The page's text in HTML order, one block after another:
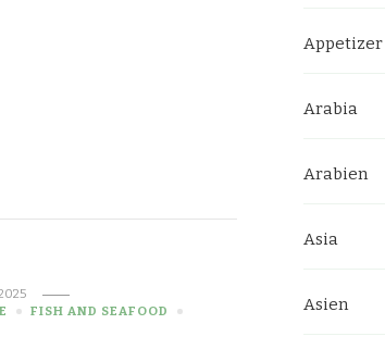
FISH AND SEAFOOD
Appetizer
Arabia
Arabien
Asia
Asien